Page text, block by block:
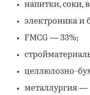
напитки, соки,
электроника и
FMCG — 33%;
целлюлозно-
металлургия —